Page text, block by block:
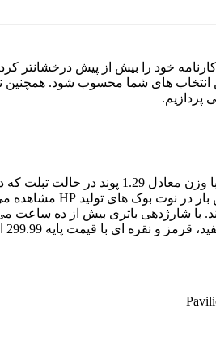
خود را بیش از پیش درخشانتر
انتخاب های شما محسوب شود. همچنین
پردازیم.
وزن معادل 1.29 پوند در حالت تبلت
در نوت بوک های تولید HP مشاهده
با شارژدهی باتری بیش از ده ساعت می
قرمز و نقره ای با قیمت پایه 299.99